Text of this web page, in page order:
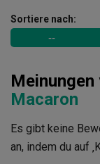
Sortiere nach:
Meinungen
Macaron
Es gibt keine
an, indem du auf